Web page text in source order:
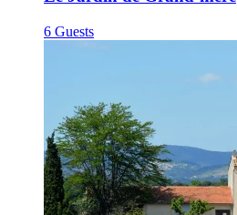
6 Guests